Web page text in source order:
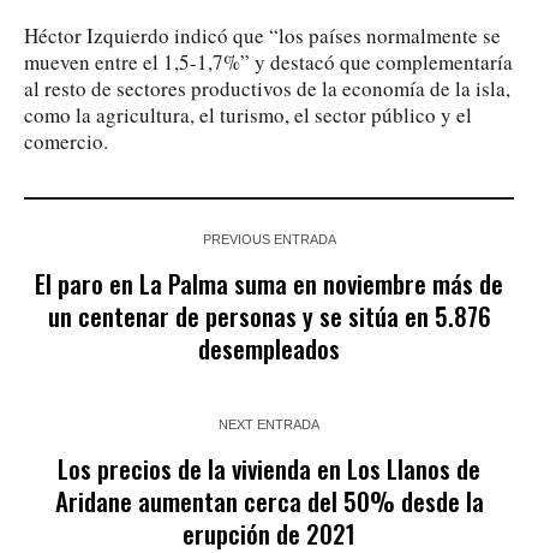
Héctor Izquierdo indicó que “los países normalmente se
mueven entre el 1,5-1,7%” y destacó que complementaría
al resto de sectores productivos de la economía de la isla,
como la agricultura, el turismo, el sector público y el
comercio.
PREVIOUS ENTRADA
El paro en La Palma suma en noviembre más de
un centenar de personas y se sitúa en 5.876
desempleados
NEXT ENTRADA
Los precios de la vivienda en Los Llanos de
Aridane aumentan cerca del 50% desde la
erupción de 2021